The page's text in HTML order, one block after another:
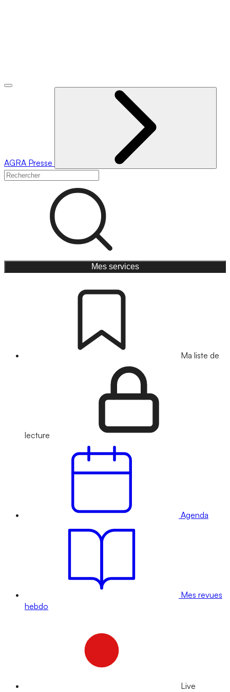
AGRA Presse
Mes services
Ma liste de
lecture
Agenda
Mes revues
hebdo
Live